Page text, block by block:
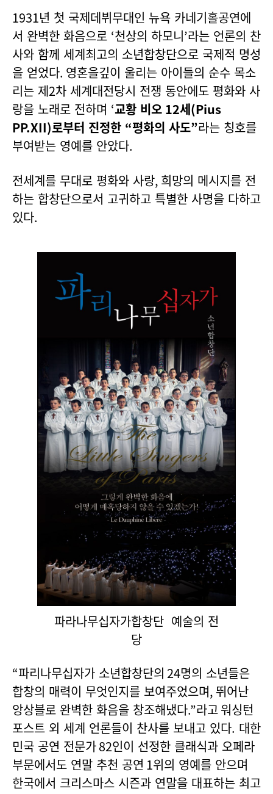
1931년 첫 국제데뷔무대인 뉴욕 카네기홀공연에
서 완벽한 화음으로 ‘천상의 하모니’라는 언론의 찬
사와 함께 세계최고의 소년합창단으로 국제적 명성
을 얻었다. 영혼을깊이 울리는 아이들의 순수 목소
리는 제2차 세계대전당시 전쟁 동안에도 평화와 사
랑을 노래로 전하며 ‘교황 비오 12세(Pius
PP.XII)로부터 진정한 “평화의 사도”라는 칭호를
부여받는 영예를 안았다.
전세계를 무대로 평화와 사랑, 희망의 메시지를 전
하는 합창단으로서 고귀하고 특별한 사명을 다하고
있다.
파라나무십자가합창단 예술의 전
당
“파리나무십자가 소년합창단의 24명의 소년들은
합창의 매력이 무엇인지를 보여주었으며, 뛰어난
앙상블로 완벽한 화음을 창조해냈다.”라고워싱턴
포스트 외 세계 언론들이 찬사를 보내고 있다. 대한
민국 공연 전문가82인이 선정한 클래식과 오페라
부문에서도 연말 추천 공연 1위의 영예를 안으며
한국에서 크리스마스 시즌과 연말을 대표하는 최고